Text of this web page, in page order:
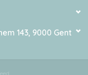
143, 9000 Gent